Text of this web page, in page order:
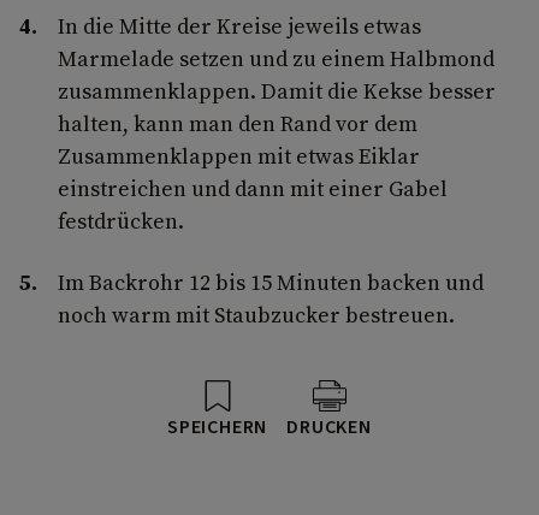
In die Mitte der Kreise jeweils etwas
Marmelade setzen und zu einem Halbmond
zusammenklappen. Damit die Kekse besser
halten, kann man den Rand vor dem
Zusammenklappen mit etwas Eiklar
einstreichen und dann mit einer Gabel
festdrücken.
Im Backrohr 12 bis 15 Minuten backen und
noch warm mit Staubzucker bestreuen.
SPEICHERN DRUCKEN